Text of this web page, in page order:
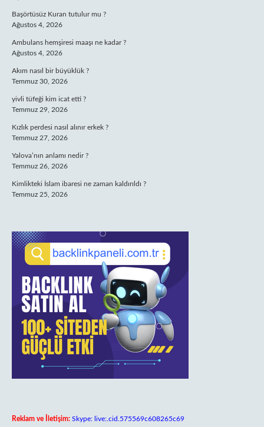
Başörtüsüz Kuran tutulur mu ?
Ağustos 4, 2026
Ambulans hemşiresi maaşı ne kadar ?
Ağustos 4, 2026
Akım nasıl bir büyüklük ?
Temmuz 30, 2026
yivli tüfeği kim icat etti ?
Temmuz 29, 2026
Kızlık perdesi nasıl alınır erkek ?
Temmuz 27, 2026
Yalova’nın anlamı nedir ?
Temmuz 26, 2026
Kimlikteki İslam ibaresi ne zaman kaldırıldı ?
Temmuz 25, 2026
Reklam ve İletişim: Skype: live:.cid.575569c608265c69